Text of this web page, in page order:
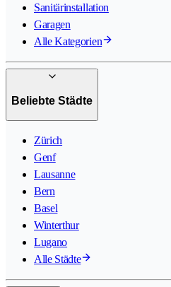
Sanitärinstallation
Garagen
Alle Kategorien
Beliebte Städte
Zürich
Genf
Lausanne
Bern
Basel
Winterthur
Lugano
Alle Städte